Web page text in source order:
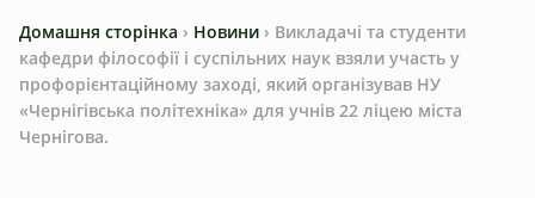
Домашня сторінка › Новини › Викладачі та студенти
кафедри філософії і суспільних наук взяли участь у
профорієнтаційному заході, який організував НУ
«Чернігівська політехніка» для учнів 22 ліцею міста
Чернігова.